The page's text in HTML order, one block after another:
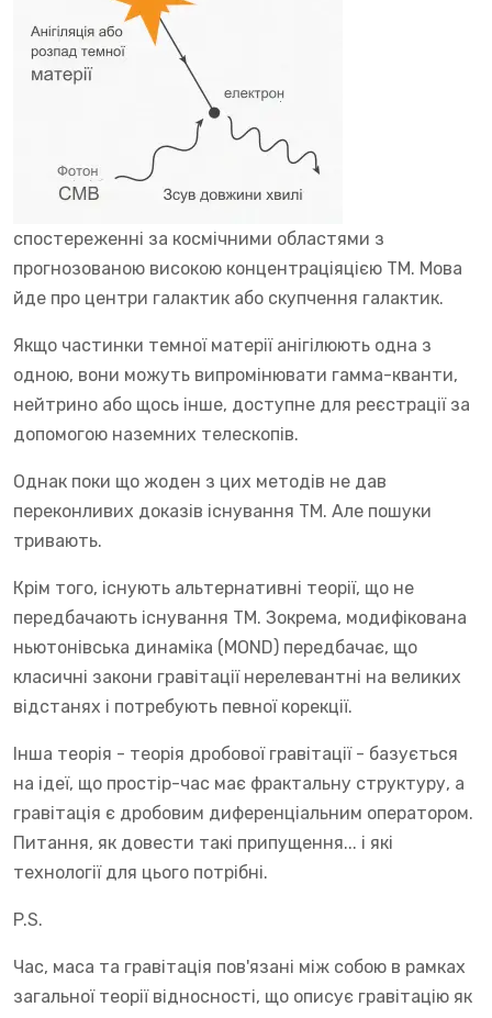
спостереженні за космічними областями з
прогнозованою високою концентраціяцією ТМ. Мова
йде про центри галактик або скупчення галактик.
Якщо частинки темної матерії анігілюють одна з
одною, вони можуть випромінювати гамма-кванти,
нейтрино або щось інше, доступне для реєстрації за
допомогою наземних телескопів.
Однак поки що жоден з цих методів не дав
переконливих доказів існування ТМ. Але пошуки
тривають.
Крім того, існують альтернативні теорії, що не
передбачають існування ТМ. Зокрема, модифікована
ньютонівська динаміка (MOND) передбачає, що
класичні закони гравітації нерелевантні на великих
відстанях і потребують певної корекції.
Інша теорія - теорія дробової гравітації - базується
на ідеї, що простір-час має фрактальну структуру, а
гравітація є дробовим диференціальним оператором.
Питання, як довести такі припущення... і які
технології для цього потрібні.
P.S.
Час, маса та гравітація пов'язані між собою в рамках
загальної теорії відносності, що описує гравітацію як